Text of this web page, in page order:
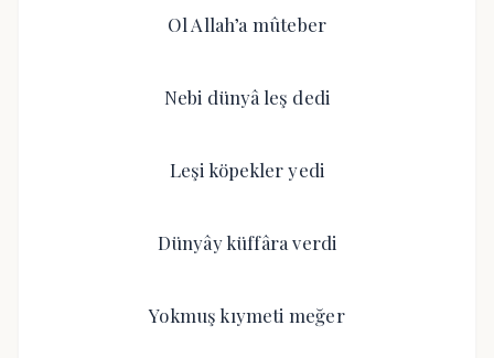
Ol Allah’a mûteber
Nebi dünyâ leş dedi
Leşi köpekler yedi
Dünyây küffâra verdi
Yokmuş kıymeti meğer